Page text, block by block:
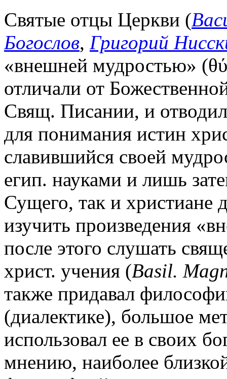
Святые отцы Церкви (
Богослов, Григорий
«внешней мудростью»
отличали от
Свящ. Писании, и
для понимания истин
славившийся своей
егип. науками и лишь
Сущего, так и христиане
изучить произведения
после этого слушать
христ. учения (Basil.
также придавал
(диалектике), большое
использовал ее в своих
мнению, наиболее